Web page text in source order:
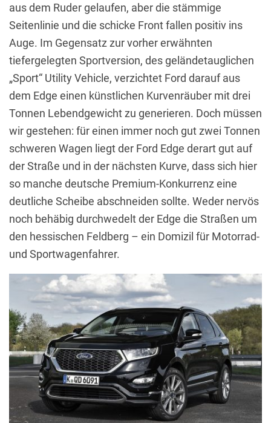
aus dem Ruder gelaufen, aber die stämmige
Seitenlinie und die schicke Front fallen positiv ins
Auge. Im Gegensatz zur vorher erwähnten
tiefergelegten Sportversion, des geländetauglichen
„Sport“ Utility Vehicle, verzichtet Ford darauf aus
dem Edge einen künstlichen Kurvenräuber mit drei
Tonnen Lebendgewicht zu generieren. Doch müssen
wir gestehen: für einen immer noch gut zwei Tonnen
schweren Wagen liegt der Ford Edge derart gut auf
der Straße und in der nächsten Kurve, dass sich hier
so manche deutsche Premium-Konkurrenz eine
deutliche Scheibe abschneiden sollte. Weder nervös
noch behäbig durchwedelt der Edge die Straßen um
den hessischen Feldberg – ein Domizil für Motorrad-
und Sportwagenfahrer.